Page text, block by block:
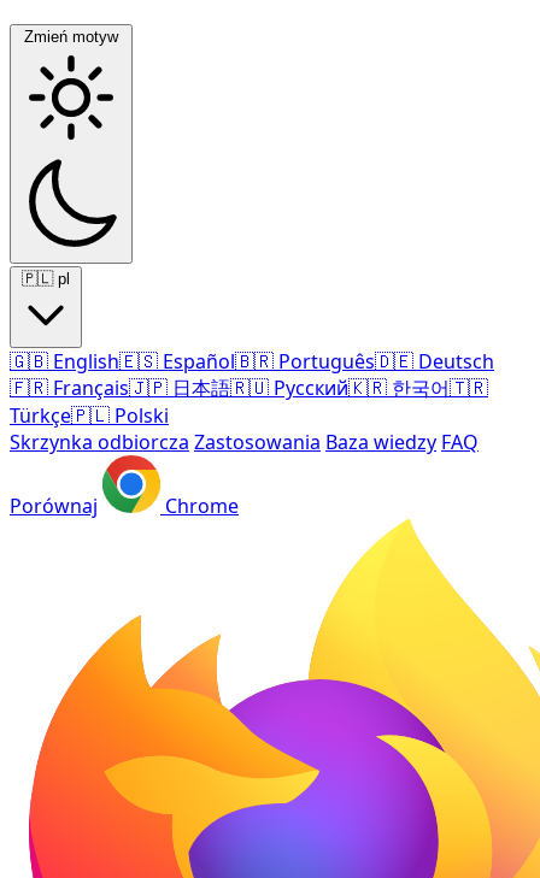
Zmień motyw
🇵🇱 pl
🇬🇧 English🇪🇸 Español🇧🇷 Português🇩🇪 Deutsch
🇫🇷 Français🇯🇵 日本語🇷🇺 Русский🇰🇷 한국어🇹🇷
Türkçe🇵🇱 Polski
Skrzynka odbiorcza Zastosowania Baza wiedzy FAQ
Porównaj Chrome